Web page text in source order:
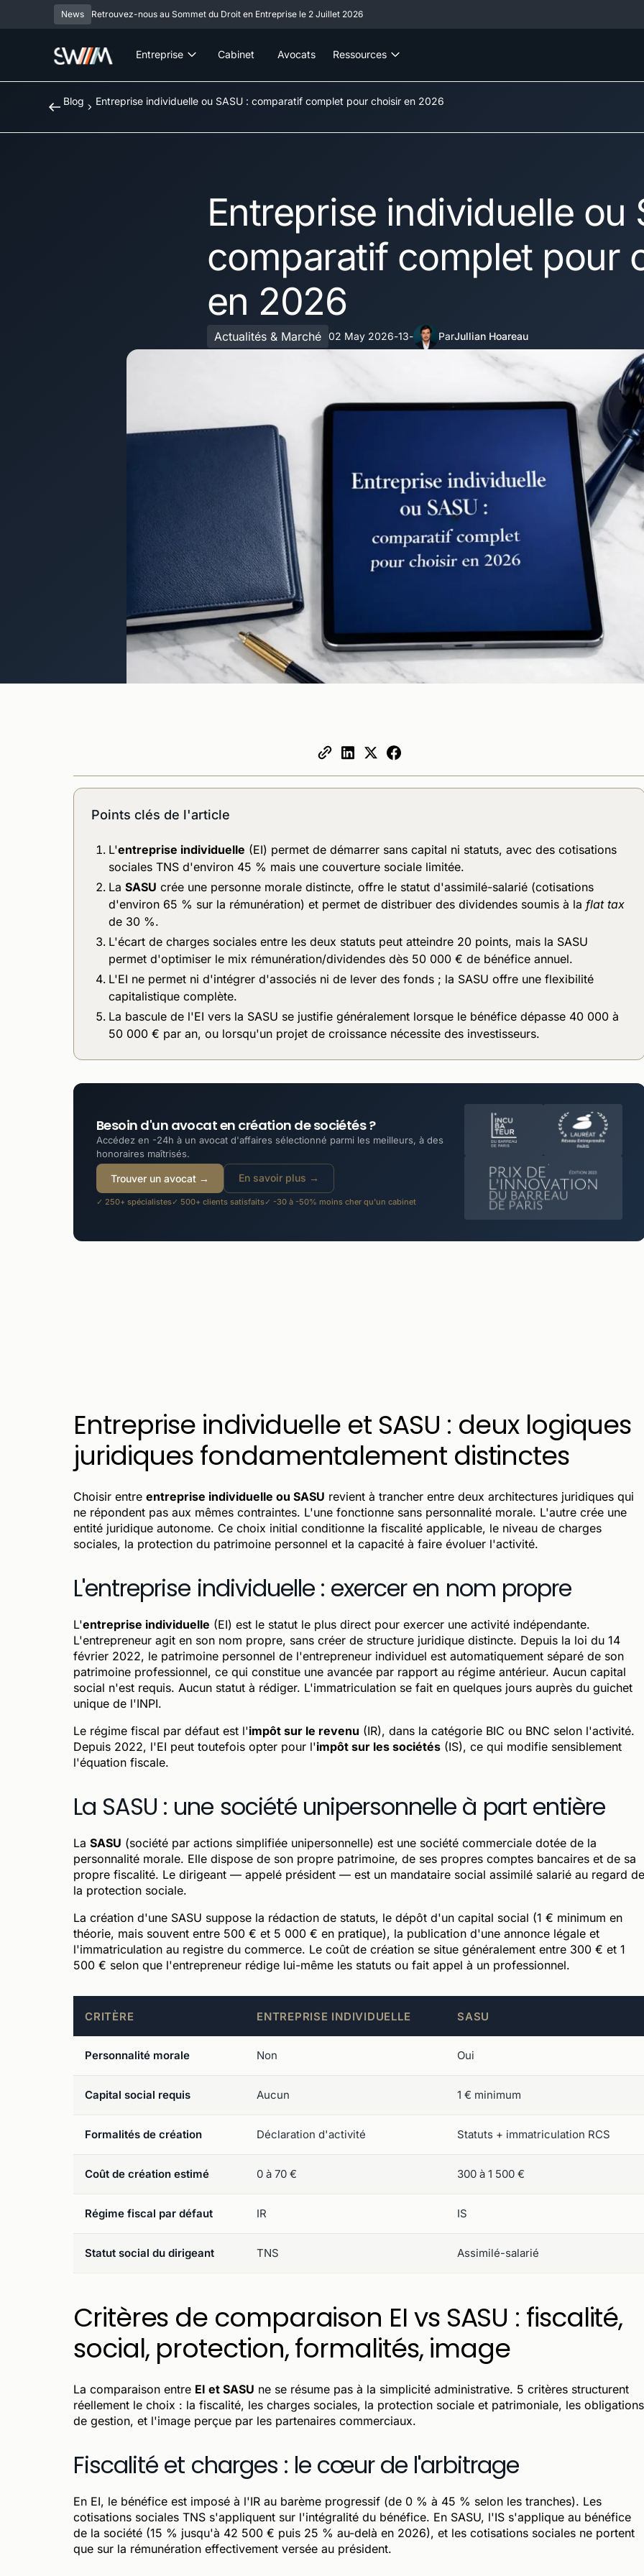
News Retrouvez-nous au Sommet du Droit en Entreprise le 2 Juillet 2026
Entreprise Cabinet Avocats Ressources
Blog Entreprise individuelle ou SASU : comparatif complet pour choisir en 2026
Entreprise individuelle ou
comparatif complet pour
en 2026
Actualités & Marché 02 May 2026-13- ParJullian Hoareau
Points clés de l'article
L'entreprise individuelle (EI) permet de démarrer sans capital ni statuts, avec des cotisations
sociales TNS d'environ 45 % mais une couverture sociale limitée.
La SASU crée une personne morale distincte, offre le statut d'assimilé-salarié (cotisations
d'environ 65 % sur la rémunération) et permet de distribuer des dividendes soumis à la flat tax
de 30 %.
L'écart de charges sociales entre les deux statuts peut atteindre 20 points, mais la SASU
permet d'optimiser le mix rémunération/dividendes dès 50 000 € de bénéfice annuel.
L'EI ne permet ni d'intégrer d'associés ni de lever des fonds ; la SASU offre une flexibilité
capitalistique complète.
La bascule de l'EI vers la SASU se justifie généralement lorsque le bénéfice dépasse 40 000 à
50 000 € par an, ou lorsqu'un projet de croissance nécessite des investisseurs.
Besoin d'un avocat en création de sociétés ?
Accédez en -24h à un avocat d'affaires sélectionné parmi les meilleurs, à des
honoraires maîtrisés.
Trouver un avocat → En savoir plus →
✓ 250+ spécialistes✓ 500+ clients satisfaits✓ -30 à -50% moins cher qu'un cabinet
Entreprise individuelle et SASU : deux logiques
juridiques fondamentalement distinctes
Choisir entre entreprise individuelle ou SASU revient à trancher entre deux architectures juridiques qui
ne répondent pas aux mêmes contraintes. L'une fonctionne sans personnalité morale. L'autre crée une
entité juridique autonome. Ce choix initial conditionne la fiscalité applicable, le niveau de charges
sociales, la protection du patrimoine personnel et la capacité à faire évoluer l'activité.
L'entreprise individuelle : exercer en nom propre
L'entreprise individuelle (EI) est le statut le plus direct pour exercer une activité indépendante.
L'entrepreneur agit en son nom propre, sans créer de structure juridique distincte. Depuis la loi du 14
février 2022, le patrimoine personnel de l'entrepreneur individuel est automatiquement séparé de son
patrimoine professionnel, ce qui constitue une avancée par rapport au régime antérieur. Aucun capital
social n'est requis. Aucun statut à rédiger. L'immatriculation se fait en quelques jours auprès du guichet
unique de l'INPI.
Le régime fiscal par défaut est l'impôt sur le revenu (IR), dans la catégorie BIC ou BNC selon l'activité.
Depuis 2022, l'EI peut toutefois opter pour l'impôt sur les sociétés (IS), ce qui modifie sensiblement
l'équation fiscale.
La SASU : une société unipersonnelle à part entière
La SASU (société par actions simplifiée unipersonnelle) est une société commerciale dotée de la
personnalité morale. Elle dispose de son propre patrimoine, de ses propres comptes bancaires et de sa
propre fiscalité. Le dirigeant — appelé président — est un mandataire social assimilé salarié au regard de
la protection sociale.
La création d'une SASU suppose la rédaction de statuts, le dépôt d'un capital social (1 € minimum en
théorie, mais souvent entre 500 € et 5 000 € en pratique), la publication d'une annonce légale et
l'immatriculation au registre du commerce. Le coût de création se situe généralement entre 300 € et 1
500 € selon que l'entrepreneur rédige lui-même les statuts ou fait appel à un professionnel.
CRITÈRE ENTREPRISE INDIVIDUELLE SASU
Personnalité morale Non Oui
Capital social requis Aucun 1 € minimum
Formalités de création Déclaration d'activité Statuts + immatriculation RCS
Coût de création estimé 0 à 70 € 300 à 1 500 €
Régime fiscal par défaut IR IS
Statut social du dirigeant TNS Assimilé-salarié
Critères de comparaison EI vs SASU : fiscalité,
social, protection, formalités, image
La comparaison entre EI et SASU ne se résume pas à la simplicité administrative. 5 critères structurent
réellement le choix : la fiscalité, les charges sociales, la protection sociale et patrimoniale, les obligations
de gestion, et l'image perçue par les partenaires commerciaux.
Fiscalité et charges : le cœur de l'arbitrage
En EI, le bénéfice est imposé à l'IR au barème progressif (de 0 % à 45 % selon les tranches). Les
cotisations sociales TNS s'appliquent sur l'intégralité du bénéfice. En SASU, l'IS s'applique au bénéfice
de la société (15 % jusqu'à 42 500 € puis 25 % au-delà en 2026), et les cotisations sociales ne portent
que sur la rémunération effectivement versée au président.